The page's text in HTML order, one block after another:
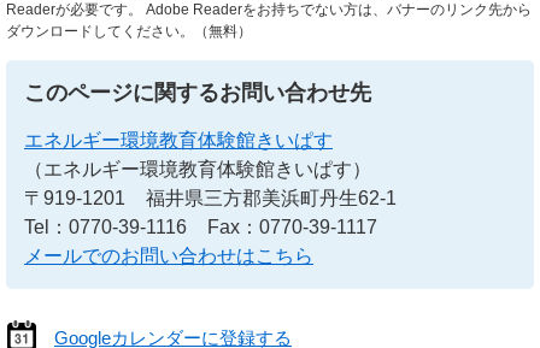
Readerが必要です。
Adobe Readerをお持ちでない方は、バナーのリンク先から
ダウンロードしてください。（無料）
このページに関するお問い合わせ先
エネルギー環境教育体験館きいぱす
（エネルギー環境教育体験館きいぱす）
〒919-1201
福井県三方郡美浜町丹生62-1
Tel：0770-39-1116
Fax：0770-39-1117
メールでのお問い合わせはこちら
Googleカレンダーに登録する